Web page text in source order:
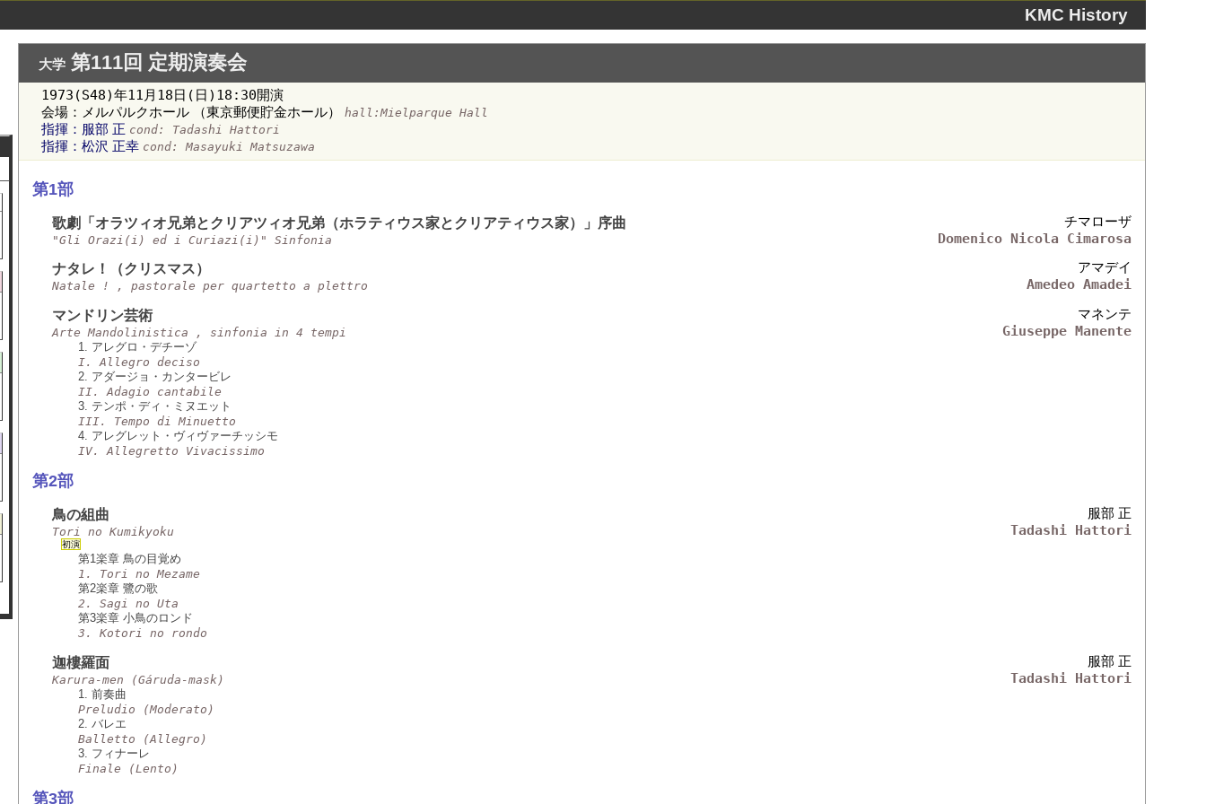
KMC History
大学 第111回 定期演奏会
1973(S48)年11月18日(日)18:30開演
会場：メルパルクホール （東京郵便貯金ホール） hall:Mielparque Hall
指揮：服部 正 cond: Tadashi Hattori
指揮：松沢 正幸 cond: Masayuki Matsuzawa
第1部
チマローザ
Domenico Nicola Cimarosa
歌劇「オラツィオ兄弟とクリアツィオ兄弟（ホラティウス家とクリアティウス家）」序曲
"Gli Orazi(i) ed i Curiazi(i)" Sinfonia
アマデイ
Amedeo Amadei
ナタレ！（クリスマス）
Natale ! , pastorale per quartetto a plettro
マネンテ
Giuseppe Manente
マンドリン芸術
Arte Mandolinistica , sinfonia in 4 tempi
1. アレグロ・デチーゾ
I. Allegro deciso
2. アダージョ・カンタービレ
II. Adagio cantabile
3. テンポ・ディ・ミヌエット
III. Tempo di Minuetto
4. アレグレット・ヴィヴァーチッシモ
IV. Allegretto Vivacissimo
第2部
服部 正
Tadashi Hattori
鳥の組曲
Tori no Kumikyoku
初演
第1楽章 鳥の目覚め
1. Tori no Mezame
第2楽章 鷺の歌
2. Sagi no Uta
第3楽章 小鳥のロンド
3. Kotori no rondo
服部 正
Tadashi Hattori
迦樓羅面
Karura-men (Gáruda-mask)
1. 前奏曲
Preludio (Moderato)
2. バレエ
Balletto (Allegro)
3. フィナーレ
Finale (Lento)
第3部